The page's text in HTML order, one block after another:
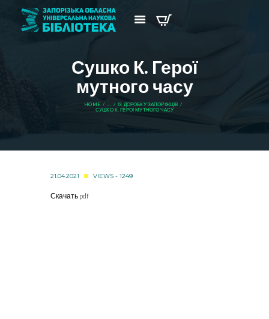
Сушко К. Герої
мутного часу
HOME ...
ІЗ ДОРОБКУ ЗАПОРІЖЦІВ
СУШКО К. ГЕРОЇ МУТНОГО ЧАСУ
21.04.2021 VIEWS - 1249
Скачать pdf